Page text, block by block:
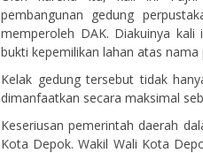
pembangunan gedung
memperoleh DAK. Diakuinya
bukti kepemilikan lahan atas
Kelak gedung tersebut tidak
dimanfaatkan secara maksimal
Keseriusan pemerintah daerah
Kota Depok. Wakil Wali Kota